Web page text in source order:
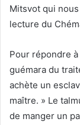
Mitsvot qui
lecture du
Pour répondre
guémara du
achète un
maître. » Le
de manger un